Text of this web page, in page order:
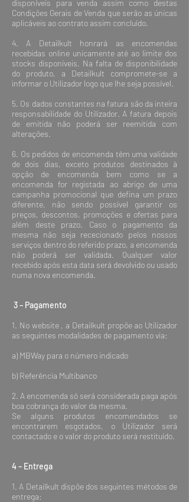
disponíveis para venda assim como destas
Condições Gerais de Venda que serão as únicas
aplicáveis ao contrato assim concluído.
4. A Detailkult honrará as encomendas
recebidas online unicamente até ao limite dos
stocks disponíveis. Na falta de disponibilidade
do produto, a Detailkult compromete-se a
informar o Utilizador logo que lhe seja possível.
5. Os dados constantes na fatura são da inteira
responsabilidade do Utilizador. A fatura depois
de emitida não poderá ser reemitida com
alterações.
6. Os pedidos de encomenda têm uma validade
de dois dias, exceto produtos destinados à
opção de encomenda bem como se a
encomenda for registada ao abrigo de uma
campanha promocional que defina um prazo
diferente, não sendo possível garantir os
preços, descontos, promoções e ofertas para
além deste prazo. Caso o pagamento da
mesma não seja rececionado pelos nossos
serviços dentro do referido prazo, a encomenda
não poderá ser validada. Qualquer valor
recebido após esta data será devolvido ou usado
numa nova encomenda.
3 – Pagamento
1. No website , a Detailkult propõe ao Utilizador
as seguintes modalidades de pagamento via:
a) MBWay para o número indicado
b) Referência Multibanco
2. A encomenda só será considerada paga após
boa cobrança do valor da mesma.
Se alguns produtos encomendados se
encontrarem esgotados, o Utilizador será
contactado e o valor do produto será restituído.
4 – Entrega
1. A Detailkult dispõe dos seguintes métodos de
entrega: